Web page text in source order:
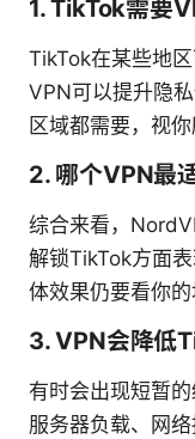
1. TikTok需要
TikTok在某些地
VPN可以提升隐
区域都需要，视
2. 哪个VPN最
综合来看，
解锁TikTok方面
体效果仍要看你的
3. VPN会降低
有时会出现短暂
服务器负载、网